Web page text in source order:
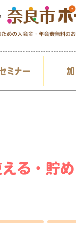
ミナー
る・貯